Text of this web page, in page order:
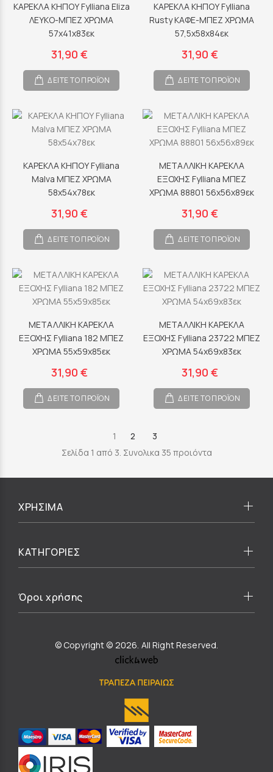
ΚΑΡΕΚΛΑ ΚΗΠΟΥ Fylliana Eliza
ΛΕΥΚΟ-ΜΠΕΖ ΧΡΩΜΑ
57x41x83εκ
31,90 €
ΔΕΙΤΕ ΤΟ ΠΡΟΪΟΝ
ΚΑΡΕΚΛΑ ΚΗΠΟΥ Fylliana
Rusty ΚΑΦΕ-ΜΠΕΖ ΧΡΩΜΑ
57,5x58x84εκ
31,90 €
ΔΕΙΤΕ ΤΟ ΠΡΟΪΟΝ
ΚΑΡΕΚΛΑ ΚΗΠΟΥ Fylliana
Malva ΜΠΕΖ ΧΡΩΜΑ
58x54x78εκ
31,90 €
ΔΕΙΤΕ ΤΟ ΠΡΟΪΟΝ
ΜΕΤΑΛΛΙΚΗ ΚΑΡΕΚΛΑ
ΕΞΟΧΗΣ Fylliana ΜΠΕΖ
ΧΡΩΜΑ 88801 56x56x89εκ
31,90 €
ΔΕΙΤΕ ΤΟ ΠΡΟΪΟΝ
ΜΕΤΑΛΛΙΚΗ ΚΑΡΕΚΛΑ
ΕΞΟΧΗΣ Fylliana 182 ΜΠΕΖ
ΧΡΩΜΑ 55x59x85εκ
31,90 €
ΔΕΙΤΕ ΤΟ ΠΡΟΪΟΝ
ΜΕΤΑΛΛΙΚΗ ΚΑΡΕΚΛΑ
ΕΞΟΧΗΣ Fylliana 23722 ΜΠΕΖ
ΧΡΩΜΑ 54x69x83εκ
31,90 €
ΔΕΙΤΕ ΤΟ ΠΡΟΪΟΝ
1 2
3
Σελίδα 1 από 3. Συνολικα 35 προιόντα
ΧΡΗΣΙΜΑ
ΚΑΤΗΓΟΡΙΕΣ
Όροι χρήσης
© Copyright © 2026. All Right Reserved.